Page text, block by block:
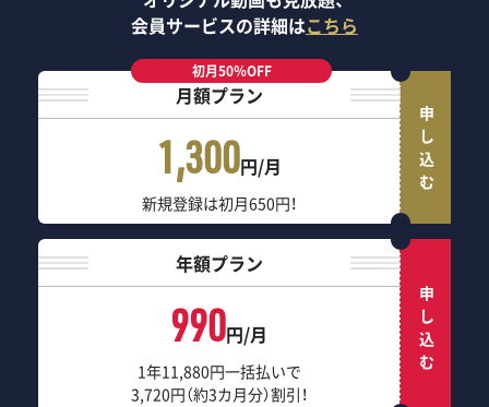
会員サービスの詳細はこちら
初月50％OFF
月額プラン
1,300円/月
新規登録は初月650円！
申し込む
年額プラン
990円/月
1年11,880円一括払いで
3,720円（約3カ月分）割引！
申し込む